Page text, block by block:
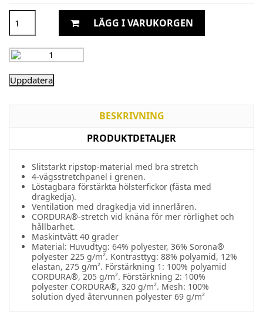
LÄGG I VARUKORGEN
BESKRIVNING
PRODUKTDETALJER
Slitstarkt ripstop-material med bra stretch
4-vägsstretchpanel i grenen.
Löstagbara förstärkta hölsterfickor (fästa med
dragkedja).
Ventilation med dragkedja vid innerlåren.
CORDURA®-stretch vid knäna för mer rörlighet och
hållbarhet.
Maskintvätt 40 grader
Material: Huvudtyg: 64% polyester, 36% Sorona®
polyester 225 g/m². Kontrasttyg: 88% polyamid, 12%
elastan, 275 g/m². Förstärkning 1: 100% polyamid
CORDURA®, 205 g/m². Förstärkning 2: 100%
polyester CORDURA®, 320 g/m². Mesh: 100%
solution dyed återvunnen polyester 69 g/m²